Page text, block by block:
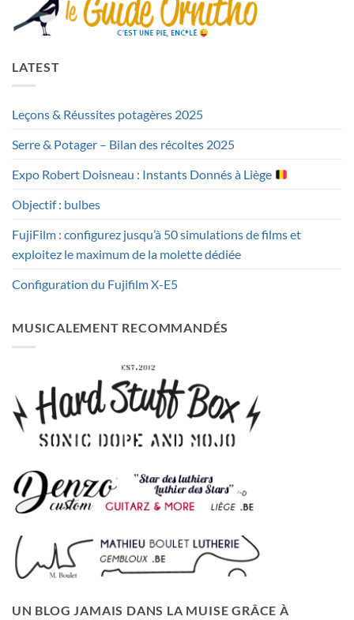
LATEST
Leçons & Réussites potagères 2025
Serre & Potager – Bilan des récoltes 2025
Expo Robert Doisneau : Instants Donnés à Liège
Objectif : bulbes
FujiFilm : configurez jusqu’à 50 simulations de films et
exploitez le maximum de la molette dédiée
Configuration du Fujifilm X-E5
MUSICALEMENT RECOMMANDÉS
UN BLOG JAMAIS DANS LA MUISE GRÂCE À